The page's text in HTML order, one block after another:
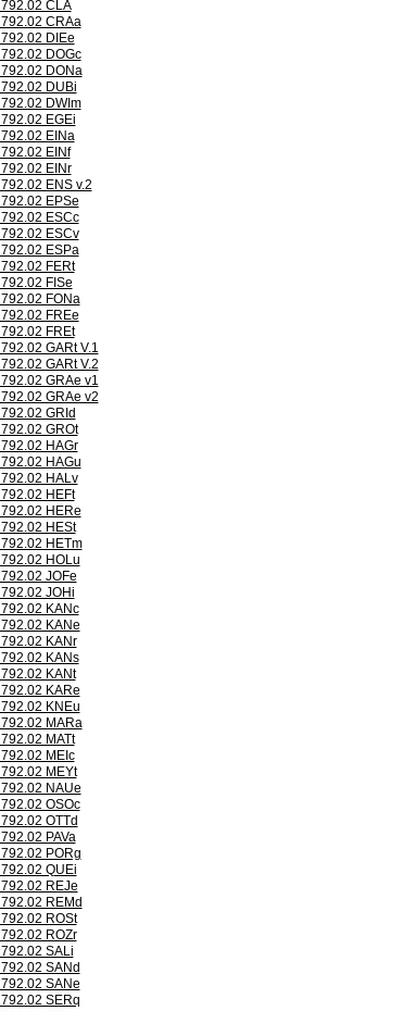
792.02 CLA
792.02 CRAa
792.02 DIEe
792.02 DOGc
792.02 DONa
792.02 DUBi
792.02 DWIm
792.02 EGEi
792.02 EINa
792.02 EINf
792.02 EINr
792.02 ENS v.2
792.02 EPSe
792.02 ESCc
792.02 ESCv
792.02 ESPa
792.02 FERt
792.02 FISe
792.02 FONa
792.02 FREe
792.02 FREt
792.02 GARt V.1
792.02 GARt V.2
792.02 GRAe v1
792.02 GRAe v2
792.02 GRId
792.02 GROt
792.02 HAGr
792.02 HAGu
792.02 HALv
792.02 HEFt
792.02 HERe
792.02 HESt
792.02 HETm
792.02 HOLu
792.02 JOFe
792.02 JOHi
792.02 KANc
792.02 KANe
792.02 KANr
792.02 KANs
792.02 KANt
792.02 KARe
792.02 KNEu
792.02 MARa
792.02 MATt
792.02 MEIc
792.02 MEYt
792.02 NAUe
792.02 OSOc
792.02 OTTd
792.02 PAVa
792.02 PORg
792.02 QUEi
792.02 REJe
792.02 REMd
792.02 ROSt
792.02 ROZr
792.02 SALi
792.02 SANd
792.02 SANe
792.02 SERq